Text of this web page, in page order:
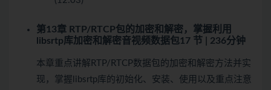
第13章 RTP/RTCP包的加密和解密，掌握利用
libsrtp库加密和解密音视频数据包17 节 | 236分钟
本章重点讲解RTP/RTCP数据包的加密和解密方法并实
现，掌握libsrtp库的初始化、安装、使用以及重点注意